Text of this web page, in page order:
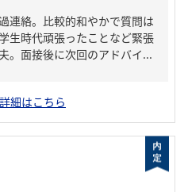
連絡。比較的和やかで質問は
生時代頑張ったことなど緊張
。面接後に次回のアドバイ...
細はこちら